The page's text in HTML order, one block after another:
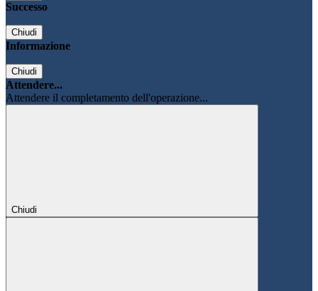
Successo
Chiudi
Informazione
Chiudi
Attendere...
Attendere il completamento dell'operazione...
Chiudi